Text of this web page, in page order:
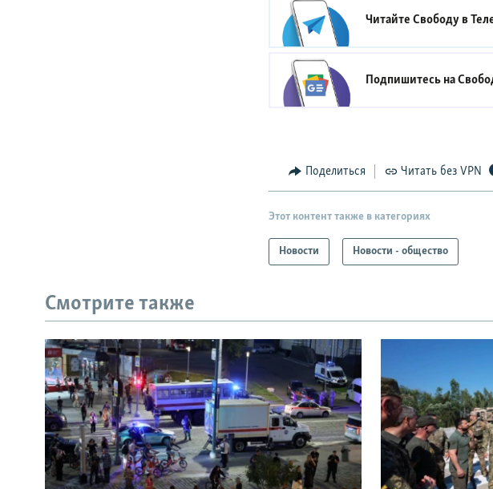
Читайте Свободу в
Подпишитесь на
Поделиться Читать без VPN
Этот контент также в категориях
Новости Новости - общество
Смотрите также